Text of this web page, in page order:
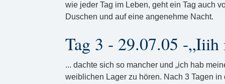
wie jeder Tag im Leben, geht ein Tag auch
Duschen und auf eine angenehme Nacht.
Tag 3 - 29.07.05 -
... dachte sich so mancher und „ich hab
weiblichen Lager zu hören. Nach 3 Tagen